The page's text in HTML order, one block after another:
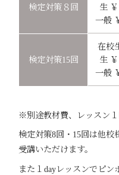
検定対策８回
生
一般
検定対策15回
在校
生
一般
※別途教材費、レッスン
検定対策8回・15回は他
受講いただけます。
また１dayレッスンでピ